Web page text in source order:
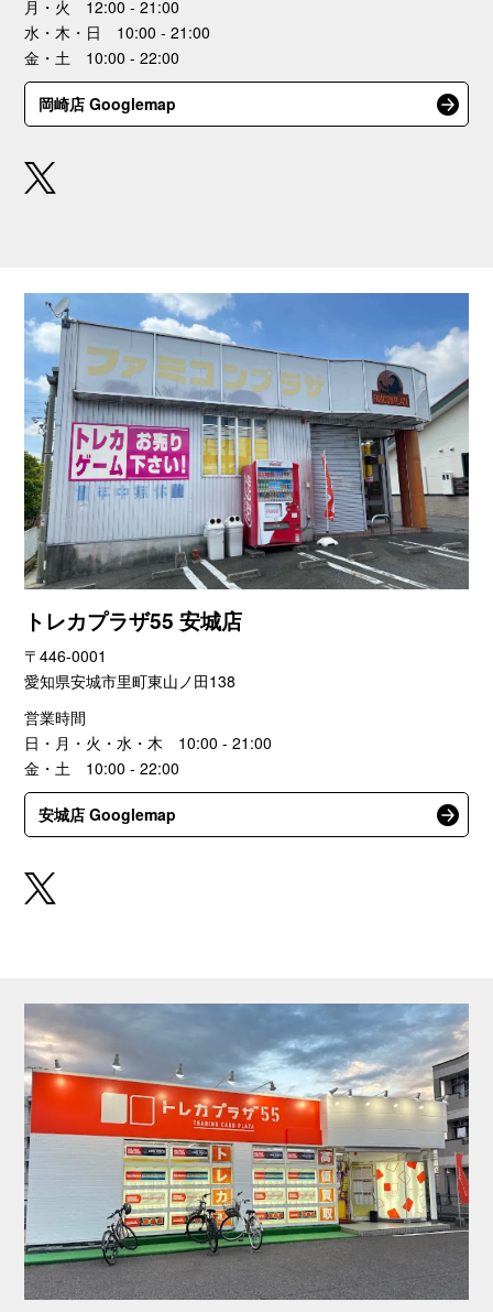
月・火 12:00 - 21:00
水・木・日 10:00 - 21:00
金・土 10:00 - 22:00
岡崎店 Googlemap
トレカプラザ55 安城店
〒446-0001
愛知県安城市里町東山ノ田138
営業時間
日・月・火・水・木 10:00 - 21:00
金・土 10:00 - 22:00
安城店 Googlemap